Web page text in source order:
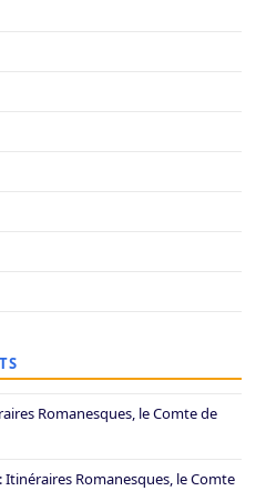
Romanesques, le Comte de
Itinéraires Romanesques, le Comte